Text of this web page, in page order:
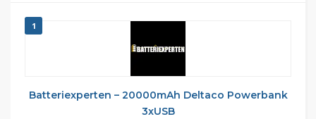
1
Batteriexperten – 20000mAh Deltaco Powerbank
3xUSB